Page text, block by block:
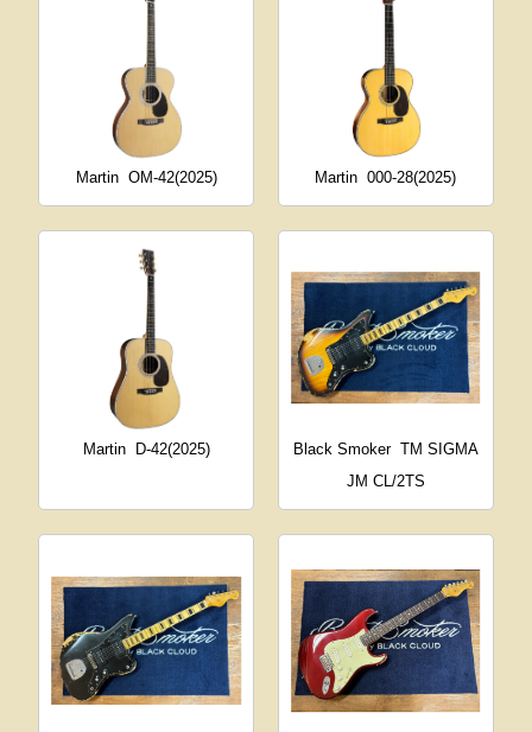
Martin OM-42(2025) Martin 000-28(2025)
Martin D-42(2025) Black Smoker TM SIGMA
JM CL/2TS